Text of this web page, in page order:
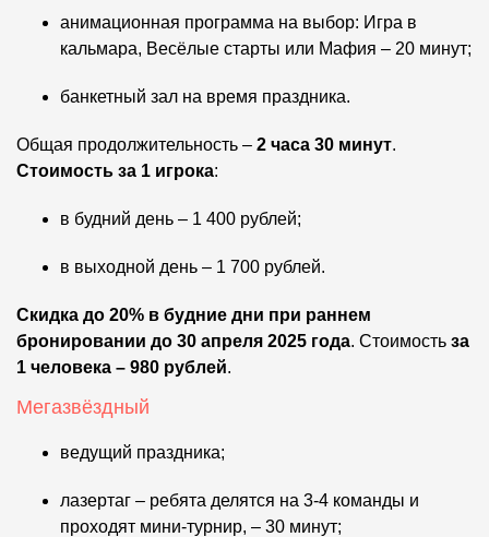
анимационная программа на выбор: Игра в
кальмара, Весёлые старты или Мафия – 20 минут;
банкетный зал на время праздника.
Общая продолжительность – 2 часа 30 минут.
Стоимость за 1 игрока:
в будний день – 1 400 рублей;
в выходной день – 1 700 рублей.
Скидка до 20% в будние дни при раннем
бронировании до 30 апреля 2025 года. Стоимость за
1 человека – 980 рублей.
Мегазвёздный
ведущий праздника;
лазертаг – ребята делятся на 3-4 команды и
проходят мини-турнир, – 30 минут;